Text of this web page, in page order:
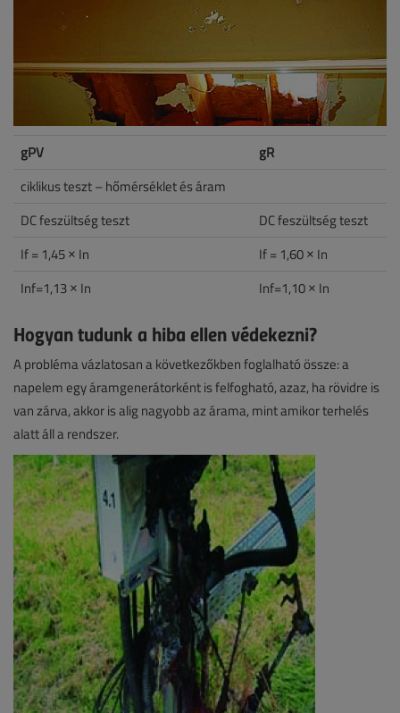
gPV
gR
ciklikus teszt – hőmérséklet és áram
DC feszültség teszt
DC feszültség teszt
If = 1,45 × In
If = 1,60 × In
Inf=1,13 × In
Inf=1,10 × In
Hogyan tudunk a hiba ellen védekezni?
A probléma vázlatosan a következőkben foglalható össze: a
napelem egy áramgenerátorként is felfogható, azaz, ha rövidre is
van zárva, akkor is alig nagyobb az árama, mint amikor terhelés
alatt áll a rendszer.